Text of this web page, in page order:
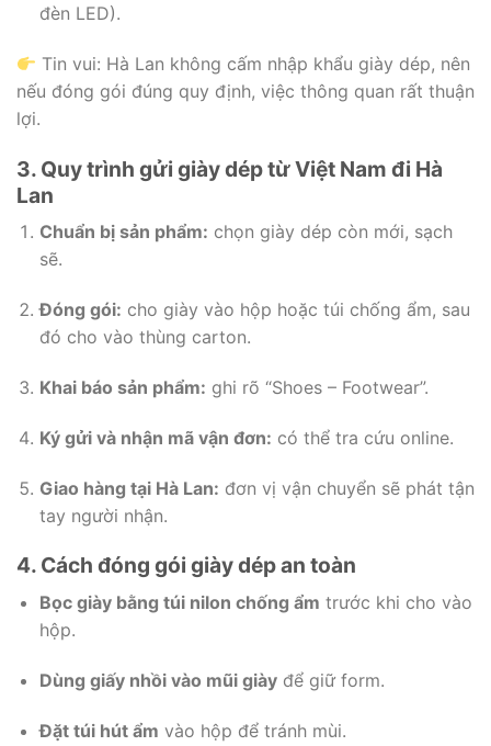
đèn LED).
Tin vui: Hà Lan không cấm nhập khẩu giày dép, nên
nếu đóng gói đúng quy định, việc thông quan rất thuận
lợi.
3. Quy trình gửi giày dép từ Việt Nam đi Hà
Lan
Chuẩn bị sản phẩm: chọn giày dép còn mới, sạch
sẽ.
Đóng gói: cho giày vào hộp hoặc túi chống ẩm, sau
đó cho vào thùng carton.
Khai báo sản phẩm: ghi rõ “Shoes – Footwear”.
Ký gửi và nhận mã vận đơn: có thể tra cứu online.
Giao hàng tại Hà Lan: đơn vị vận chuyển sẽ phát tận
tay người nhận.
4. Cách đóng gói giày dép an toàn
Bọc giày bằng túi nilon chống ẩm trước khi cho vào
hộp.
Dùng giấy nhồi vào mũi giàyđể giữ form.
Đặt túi hút ẩm vào hộp để tránh mùi.